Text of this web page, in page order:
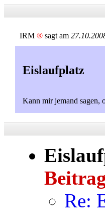
IRM ® sagt am
Eislaufplatz
Kann mir jemand sagen,
Re: